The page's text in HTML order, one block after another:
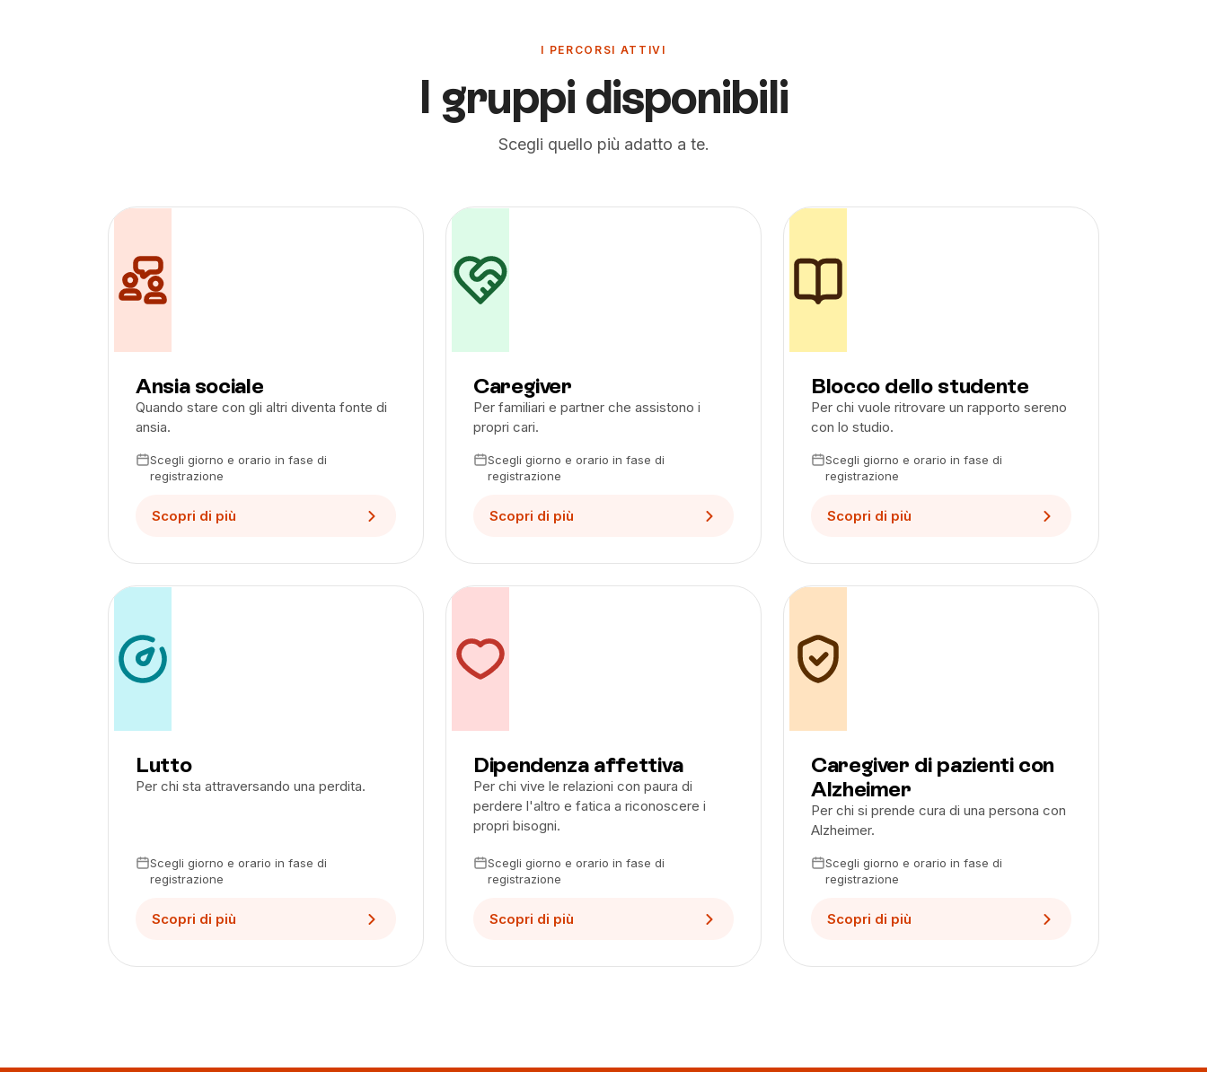
I PERCORSI ATTIVI
I gruppi disponibili
Scegli quello più adatto a te.
Ansia sociale
Quando stare con gli altri diventa fonte di
ansia.
Scegli giorno e orario in fase di
registrazione
Scopri di più
Caregiver
Per familiari e partner che assistono i
propri cari.
Scegli giorno e orario in fase di
registrazione
Scopri di più
Blocco dello studente
Per chi vuole ritrovare un rapporto sereno
con lo studio.
Scegli giorno e orario in fase di
registrazione
Scopri di più
Lutto
Per chi sta attraversando una perdita.
Scegli giorno e orario in fase di
registrazione
Scopri di più
Dipendenza affettiva
Per chi vive le relazioni con paura di
perdere l'altro e fatica a riconoscere i
propri bisogni.
Scegli giorno e orario in fase di
registrazione
Scopri di più
Caregiver di pazienti con
Alzheimer
Per chi si prende cura di una persona con
Alzheimer.
Scegli giorno e orario in fase di
registrazione
Scopri di più